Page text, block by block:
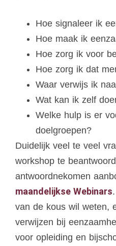
Hoe signaleer ik
Hoe maak ik
Hoe zorg ik voor
Hoe zorg ik dat
Waar verwijs ik
Wat kan ik zelf
Welke hulp is er
doelgroepen?
Duidelijk veel te veel
workshop te
antwoordnekomen
maandelijkse Webinars
van de kous wil weten,
verwijzen bij
voor opleiding en